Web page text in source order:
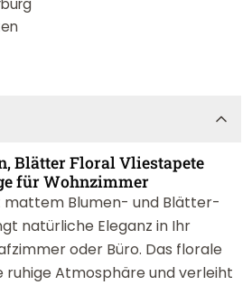
Blätter Floral Vliestapete
für Wohnzimmer
mattem Blumen- und Blätter-
natürliche Eleganz in Ihr
oder Büro. Das florale
ruhige Atmosphäre und verleiht